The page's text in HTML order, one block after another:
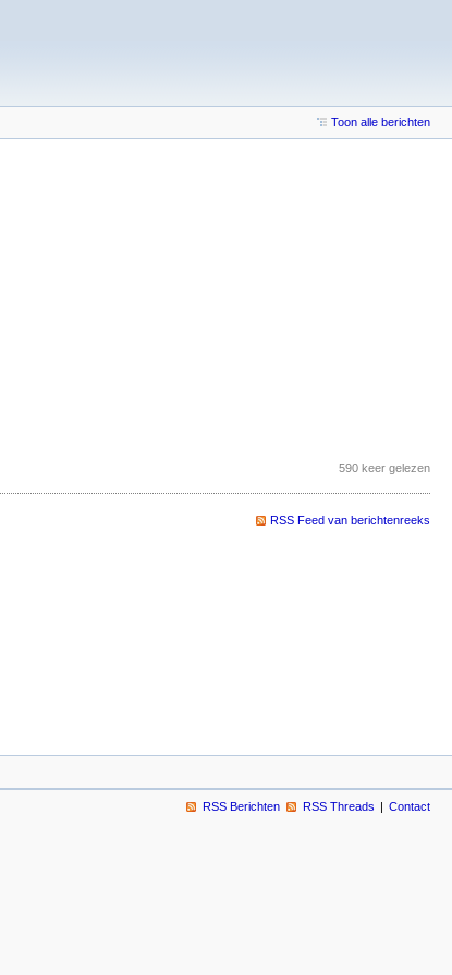
Toon alle berichten
590 keer gelezen
RSS Feed van berichtenreeks
RSS Berichten RSS Threads Contact